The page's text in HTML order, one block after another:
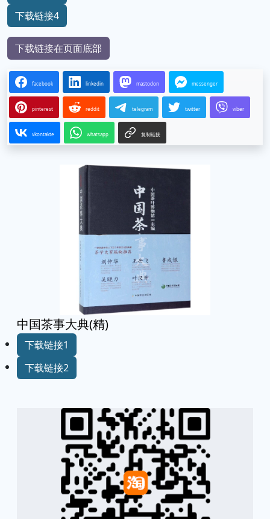
下载链接4
下载链接在页面底部
facebook linkedin mastodon messenger
pinterest reddit telegram twitter viber
vkontakte whatsapp 复制链接
中国茶事大典(精)
下载链接1
下载链接2